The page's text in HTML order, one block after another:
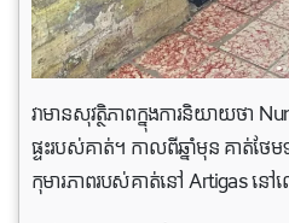
វាមានសុវត្ថិភាពក្នុងការនិយាយថា
ផ្ទះរបស់គាត់។ កាលពីឆ្នាំមុន គាត់ថែ
កុមារភាពរបស់គាត់នៅ Artigas ន